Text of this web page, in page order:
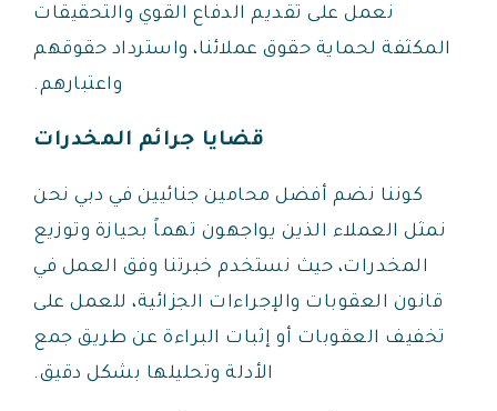
نعمل على تقديم الدفاع القوي والتحقيقات
المكثفة لحماية حقوق عملائنا، واسترداد حقوقهم
واعتبارهم.
قضايا جرائم المخدرات
كوننا نضم أفضل محامين جنائيين في دبي نحن
نمثل العملاء الذين يواجهون تهماً بحيازة وتوزيع
المخدرات، حيث نستخدم خبرتنا وفق العمل في
قانون العقوبات والإجراءات الجزائية، للعمل على
تخفيف العقوبات أو إثبات البراءة عن طريق جمع
الأدلة وتحليلها بشكل دقيق.